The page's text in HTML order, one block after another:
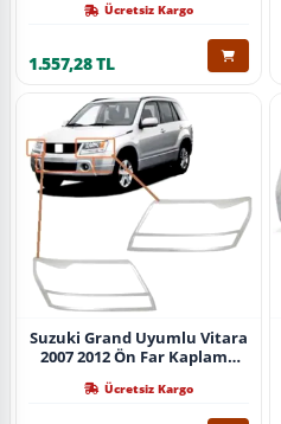
Ücretsiz Kargo
1.557,28 TL
Suzuki Grand Uyumlu Vitara
2007 2012 Ön Far Kaplama
Ücretsiz Kargo